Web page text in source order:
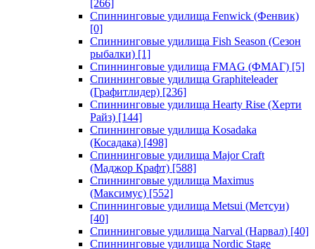
[266]
Спиннинговые удилища Fenwick (Фенвик)
[0]
Спиннинговые удилища Fish Season (Сезон
рыбалки) [1]
Спиннинговые удилища FMAG (ФМАГ) [5]
Спиннинговые удилища Graphiteleader
(Графитлидер) [236]
Спиннинговые удилища Hearty Rise (Херти
Райз) [144]
Спиннинговые удилища Kosadaka
(Косадака) [498]
Спиннинговые удилища Major Craft
(Маджор Крафт) [588]
Спиннинговые удилища Maximus
(Максимус) [552]
Спиннинговые удилища Metsui (Метсуи)
[40]
Спиннинговые удилища Narval (Нарвал) [40]
Спиннинговые удилища Nordic Stage